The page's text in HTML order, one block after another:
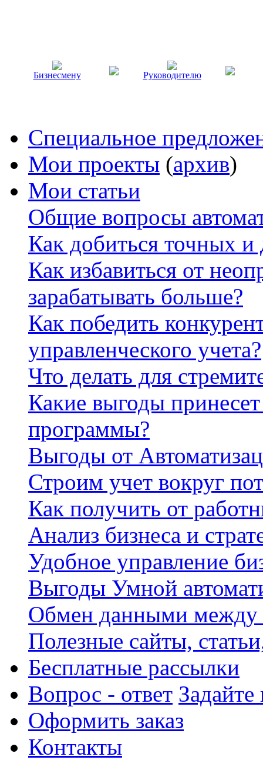
Бизнесмену Руководителю
Специальное
Мои проекты (архив)
Мои статьи
Общие вопросы
Как добиться точных
Как избавиться от
зарабатывать больше?
Как победить
управленческого учета?
Что делать для
Какие выгоды
программы?
Выгоды от
Строим учет вокруг
Как получить от
Анализ бизнеса и
Удобное управление
Выгоды Умной
Обмен данными между
Полезные сайты,
Бесплатные рассылки
Вопрос - ответ
Оформить заказ
Контакты